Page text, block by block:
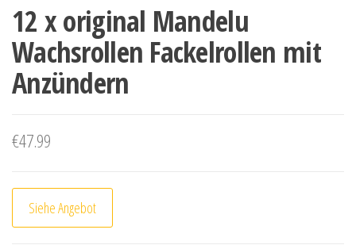
12 x original Mandelu
Wachsrollen Fackelrollen mit
Anzündern
€47.99
Siehe Angebot